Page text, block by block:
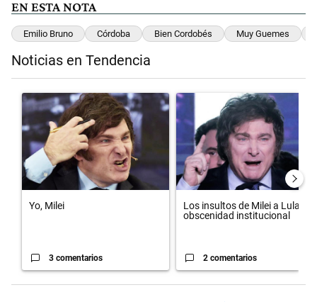
EN ESTA NOTA
Emilio Bruno Córdoba Bien Cordobés Muy Guemes
Noticias en Tendencia
Un artículo de tendencia con el título "Yo, Milei" con 3 comentarios.
Yo, Milei
3 comentarios
Un artículo de tendencia con el
Los insultos de Milei a Lula:
obscenidad institucional
2 comentarios